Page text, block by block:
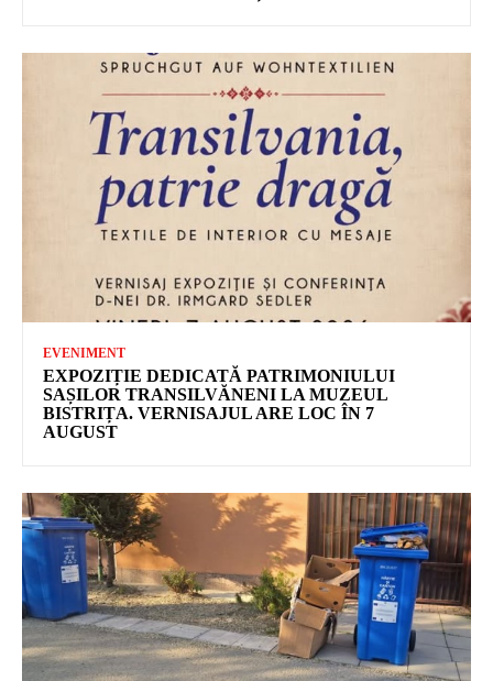
EVENIMENT
EXPOZIȚIE DEDICATĂ PATRIMONIULUI
SAȘILOR TRANSILVĂNENI LA MUZEUL
BISTRIȚA. VERNISAJUL ARE LOC ÎN 7
AUGUST